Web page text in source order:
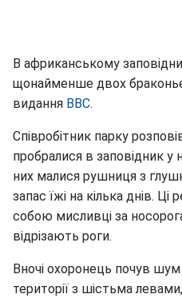
В африканському
щонайменше двох
видання BBC.
Співробітник парку
пробралися в заповідник у
них малися рушниця з
запас їжі на кілька днів. Ці
собою мисливці за
відрізають роги.
Вночі охоронець почув
території з шістьма